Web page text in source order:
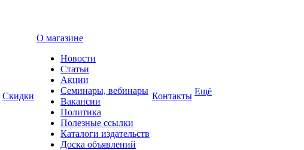
Скидки
О магазине
Новости
Статьи
Акции
Семинары, вебинары
Вакансии
Политика
Полезные ссылки
Каталоги издательств
Доска объявлений
Контакты Ещё